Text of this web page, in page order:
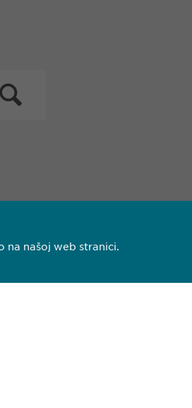
na našoj web stranici.